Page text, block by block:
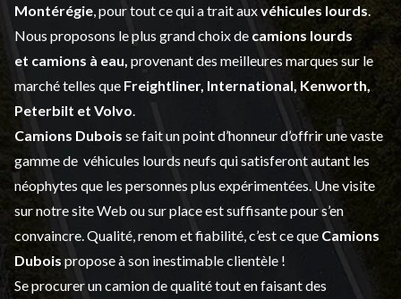
Montérégie , pour tout ce qui a trait auxvéhicules lourds
Nous proposons le plus grand choix de camions lourds
et camions à eau, provenant des meilleures marques sur le
marché telles que Freightliner, International, Kenworth,
Peterbilt et Volvo
Camions Dubois se fait un point d’honneur d’offrir une vaste
gamme de véhicules lourds neufs qui satisferont autant les
néophytes que les personnes plus expérimentées. Une visite
sur notre site Web ou sur place est suffisante pour s’en
convaincre. Qualité, renom et fiabilité, c’est ce que Camions
Dubois propose à son inestimable clientèle !
Se procurer un camion de qualité tout en faisant des